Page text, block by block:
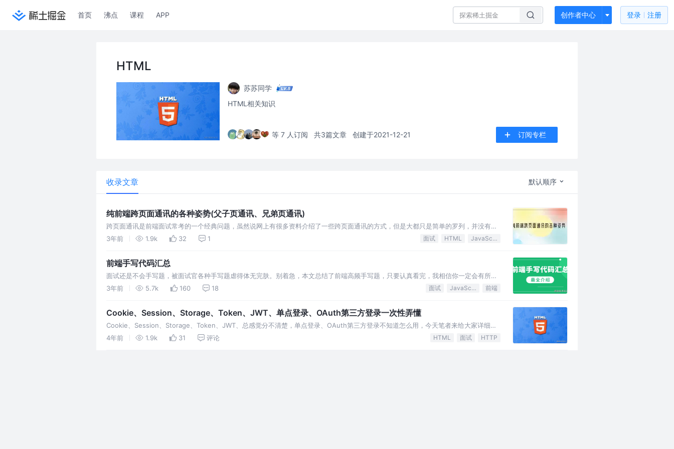
首页 沸点 课程 APP 创作者中心 登录 注册
HTML
苏苏同学
HTML相关知识
等 7 人订阅 共3篇文章 创建于2021-12-21 订阅专栏
收录文章 默认顺序
纯前端跨页面通讯的各种姿势(父子页通讯、兄弟页通讯)
跨页面通讯是前端面试常考的一个经典问题，虽然说网上有很多资料介绍了一些跨页面通讯的方式，但是大都只是简单的罗列，并没有实
际例子，所以很多小伙伴只是简单的背诵。
3年前 1.9k 32 1 面试 HTML JavaScript
前端手写代码汇总
面试还是不会手写题，被面试官各种手写题虐得体无完肤。别着急，本文总结了前端高频手写题，只要认真看完，我相信你一定会有所收
获。
3年前 5.7k 160 18 面试 JavaScript 前端
Cookie、Session、Storage、Token、JWT、单点登录、OAuth第三方登录一次性弄懂
Cookie、Session、Storage、Token、JWT、总感觉分不清楚，单点登录、OAuth第三方登录不知道怎么用，今天笔者来给大家详细介
绍下，让你们一次性搞懂。
4年前 1.9k 31 评论 HTML 面试 HTTP